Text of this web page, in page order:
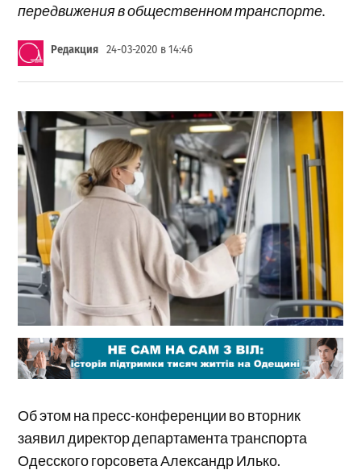
передвижения в общественном транспорте.
Редакция 24-03-2020 в 14:46
Об этом на пресс-конференции во вторник
заявил директор департамента транспорта
Одесского горсовета Александр Илько.